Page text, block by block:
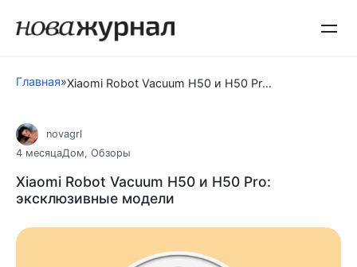
Главная» Xiaomi Robot Vacuum H50 и H50 Pro: эксклюзивные модели
novagrl
4 месяцаДом, Обзоры
Xiaomi Robot Vacuum H50 и H50 Pro:
эксклюзивные модели